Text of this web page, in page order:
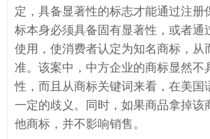
定，具备显著性的标志才能通过注册
标本身必须具备固有显著性，或者通
使用，使消费者认定为知名商标，从
准。该案中，中方企业的商标显然不
性，而且从商标关键词来看，在美国
一定的歧义。同时，如果商品拿掉该
他商标，并不影响销售。